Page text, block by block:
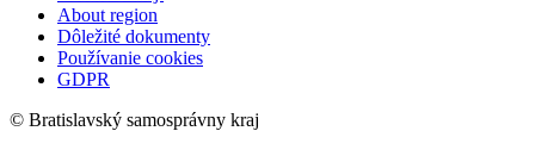
About region
Dôležité dokumenty
Používanie cookies
GDPR
© Bratislavský samosprávny kraj